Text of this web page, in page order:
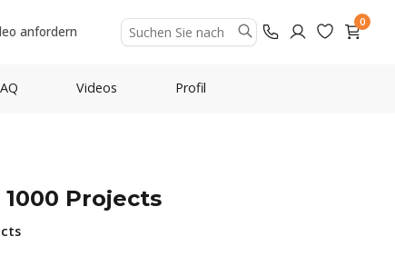
anfordern
0
Videos Profil
Projects